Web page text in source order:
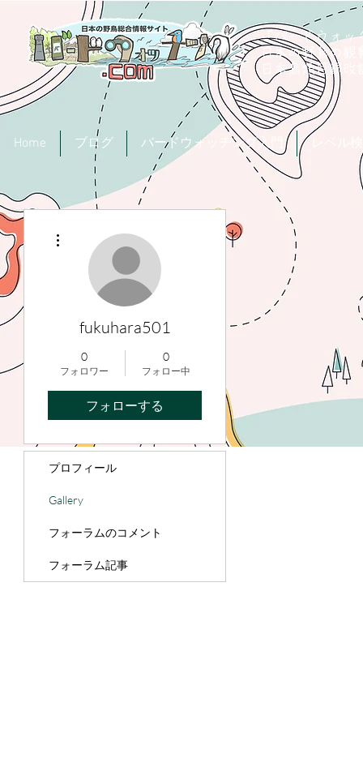
「バードウォッ
日本の野鳥の観
日本鳥類目録
Home ブログ バードウォッチング入門
fukuhara501
0
フォロワー
0
フォロー中
フォローする
プロフィール
Gallery
フォーラムのコメント
フォーラム記事